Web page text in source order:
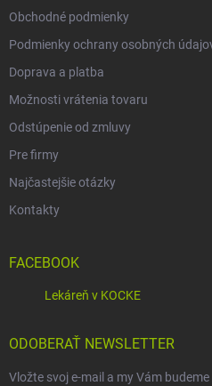
Obchodné podmienky
Podmienky ochrany osobných
Doprava a platba
Možnosti vrátenia tovaru
Odstúpenie od zmluvy
Pre firmy
Najčastejšie otázky
Kontakty
FACEBOOK
Lekáreň v KOCKE
ODOBERAŤ NEWSLETTER
Vložte svoj e-mail a my Vám